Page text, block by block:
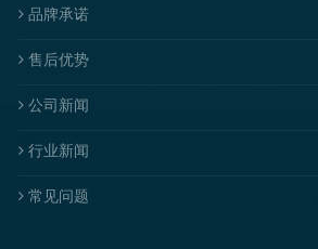
品牌承诺
售后优势
公司新闻
行业新闻
常见问题